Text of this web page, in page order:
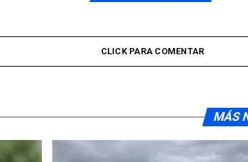
CLICK PARA COMENTAR
MÁS